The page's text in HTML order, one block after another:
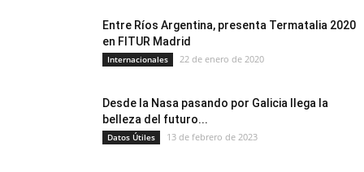
Entre Ríos Argentina, presenta Termatalia 2020
en FITUR Madrid
Internacionales 22 de enero de 2020
Desde la Nasa pasando por Galicia llega la
belleza del futuro...
Datos Útiles 13 de febrero de 2023